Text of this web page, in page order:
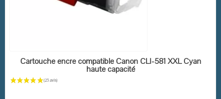
EN STOCK
Cartouche encre compatible Canon CLI-581 XXL Cyan
haute capacité